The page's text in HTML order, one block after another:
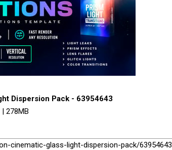
Dispersion Pack - 63954643
278MB
cinematic-glass-light-dispersion-pack/63954643